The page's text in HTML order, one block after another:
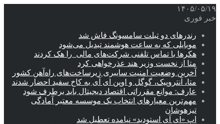
۱۴۰۵/۰۵/۱۹
خبر فوری
رندرهای دو تبلت سامسونگ فاش شد
موبایلی که به ساعت هوشمند تبدیل می‌شود
هکرها با تماس تلفنی شرکت‌های مالی را هک کردند
متا از نخست وزیر هند عذرخواهی کرد
آخرین وضعیت امنیت سایبری زیرساخت‌های راه‌آهن کشور
متا، آنتروپیک، گوگل و اوپن ای آی به کاخ سفید احضار شدند
عارف: موانع مقرراتی اقتصاد دیجیتال باید برطرف شود
مهم‌ترین معیارهای انتخاب یک موسسه معتبر آمادگی
تیزهوشان
اپ «ای آی استودید» نیامده تعطیل شد